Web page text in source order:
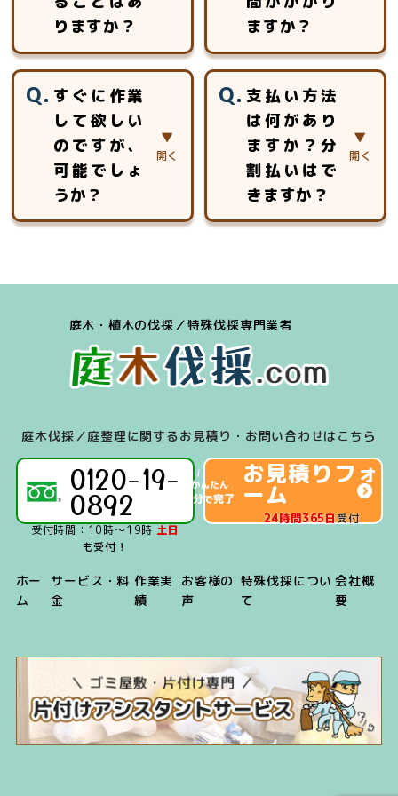
応いたします。ロ
別教育を受けた作
業員チームが安全
安心第一に作業致
します。
りますか？
用を頂く事はあり
ません。
ますか？
のお時間をいただ
いております。
お見積りは、対象
となる木の大きさ
や幹の太さ、生え
車可能な場所、搬
し、金額をお出し
させていただきま
す。
すぐに作業
して欲しい
のですが、
可能でしょ
うか？
業のケースは多数
支払い方法
は何があり
ますか？分
割払いはで
きますか？
Mastercard、
キャッシュレス決
済（iD、交通系
Linepay）」のご
庭木・植木の伐採／特殊伐採専門業者
庭木伐採／庭整理に関するお見積り・お問い合わせはこちら
0120-19-
0892
受付時間：10時～19時 土日
も受付！
お見積りフォ
ーム
24時間365日受付
ホー
ム
サービス・料
金
作業実
績
お客様の
声
特殊伐採につい
て
会社概
要